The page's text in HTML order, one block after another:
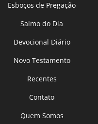
Esboços de Pregação
Salmo do Dia
Devocional Diário
Novo Testamento
Recentes
Contato
Quem Somos